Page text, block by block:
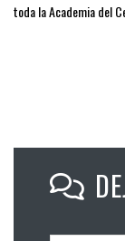
toda la Academia del